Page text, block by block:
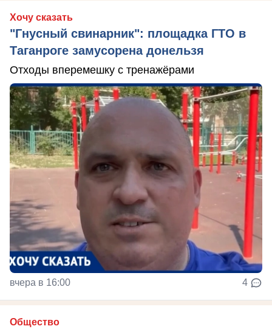
Хочу сказать
"Гнусный свинарник": площадка ГТО в
Таганроге замусорена донельзя
Отходы вперемешку с тренажёрами
вчера в 16:00 4
Общество